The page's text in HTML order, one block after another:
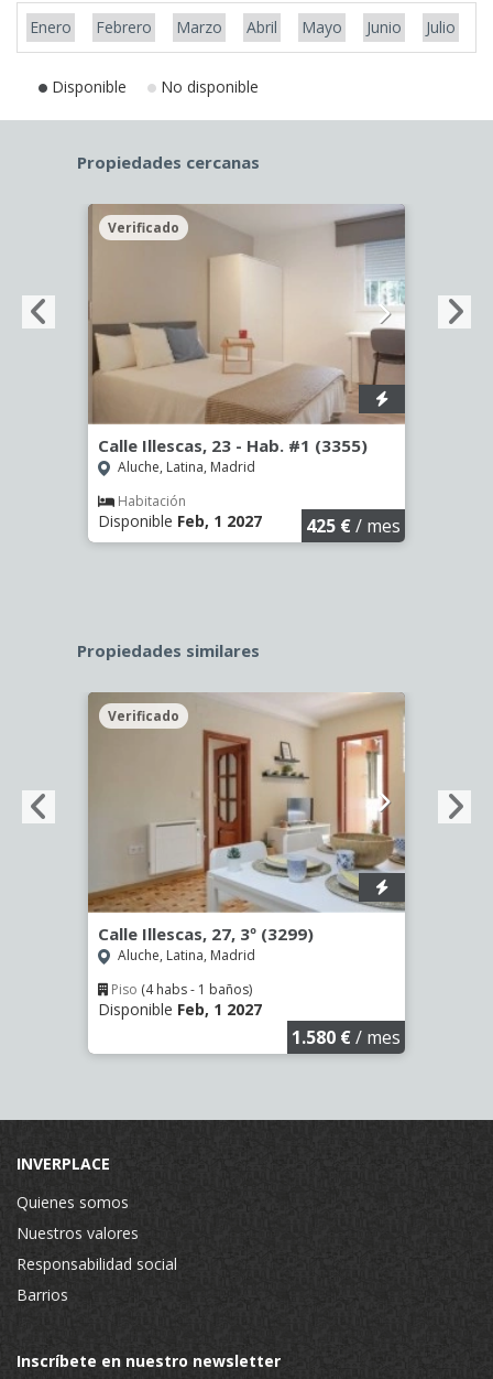
Enero Febrero Marzo Abril Mayo Junio Julio
Disponible No disponible
Propiedades cercanas
Verificado
Calle Illescas, 23 - Hab. #1 (3355)
Aluche, Latina, Madrid
Habitación
Disponible Feb, 1 2027 425 €/ mes
Propiedades similares
Verificado
Calle Illescas, 27, 3º (3299)
Aluche, Latina, Madrid
Piso (4 habs - 1 baños)
Disponible Feb, 1 2027
1.580 €/ mes
INVERPLACE
Quienes somos
Nuestros valores
Responsabilidad social
Barrios
Inscríbete en nuestro newsletter